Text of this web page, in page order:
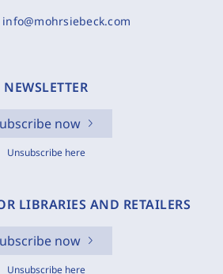
info@mohrsiebeck.com
NEWSLETTER
now
Unsubscribe here
LIBRARIES AND RETAILERS
now
Unsubscribe here